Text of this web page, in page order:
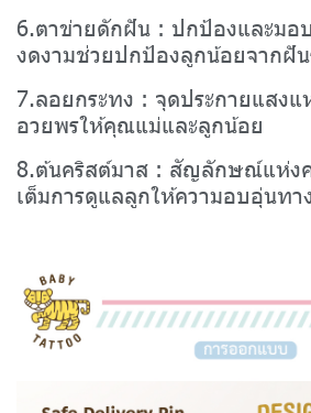
6.ตาข่ายดักฝัน : ปกป้องและมอ
งดงามช่วยปกป้องลูกน้อยจากฝัน
7.ลอยกระทง : จุดประกายแสงแ
อวยพรให้คุณแม่และลูกน้อย
8.ต้นคริสต์มาส : สัญลักษณ์แห่ง
เต็มการดูแลลูกให้ความอบอุ่นทา